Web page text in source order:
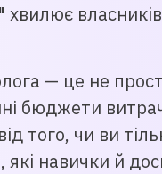
хвилює
— це не
бюджети
того, чи ви
навички й